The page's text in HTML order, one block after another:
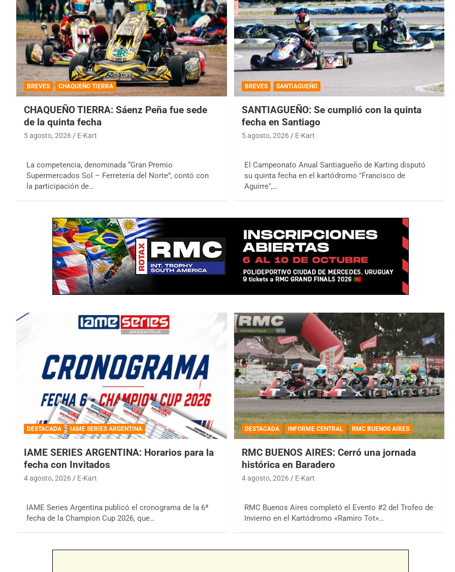
BREVES CHAQUEÑO TIERRA
CHAQUEÑO TIERRA: Sáenz Peña fue sede
de la quinta fecha
5 agosto, 2026 E-Kart
La competencia, denominada “Gran Premio
Supermercados Sol – Ferretería del Norte”, contó con
la participación de…
BREVES SANTIAGUEÑO
SANTIAGUEÑO: Se cumplió con la quinta
fecha en Santiago
5 agosto, 2026 E-Kart
El Campeonato Anual Santiagueño de Karting disputó
su quinta fecha en el kartódromo "Francisco de
Aguirre",…
DESTACADA IAME SERIES ARGENTINA
IAME SERIES ARGENTINA: Horarios para la
fecha con Invitados
4 agosto, 2026 E-Kart
IAME Series Argentina publicó el cronograma de la 6ª
fecha de la Champion Cup 2026, que…
DESTACADA INFORME CENTRAL RMC BUENOS AIRES
RMC BUENOS AIRES: Cerró una jornada
histórica en Baradero
4 agosto, 2026 E-Kart
RMC Buenos Aires completó el Evento #2 del Trofeo de
Invierno en el Kartódromo «Ramiro Tot»…